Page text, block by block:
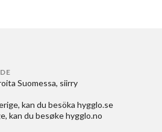
Suomessa, siirry
, kan du besöka hygglo.se
, kan du besøke hygglo.no